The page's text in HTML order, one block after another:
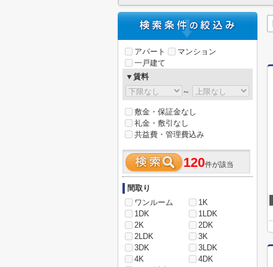
アパート
マンション
一戸建て
▼賃料
～
敷金・保証金なし
礼金・敷引なし
共益費・管理費込み
120件が該当
間取り
ワンルーム
1K
1DK
1LDK
2K
2DK
2LDK
3K
3DK
3LDK
4K
4DK